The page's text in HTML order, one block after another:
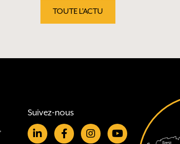
TOUTE L'ACTU
Suivez-nous